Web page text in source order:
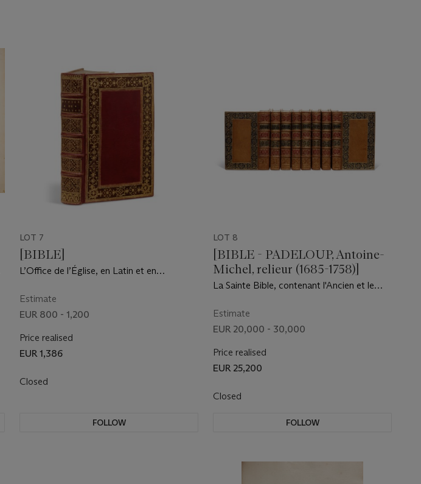
LOT 7
[BIBLE]
L’Office de l’Église, en Latin et en
Estimate
EUR 800 - 1,200
Price realised
EUR 1,386
Closed
FOLLOW
LOT 8
[BIBLE - PADELOUP, Antoine-
Michel, relieur (1685-1758)]
La Sainte Bible, contenant l'Ancien et le
Desprez, 1707.
Estimate
EUR 20,000 - 30,000
Price realised
EUR 25,200
Closed
FOLLOW